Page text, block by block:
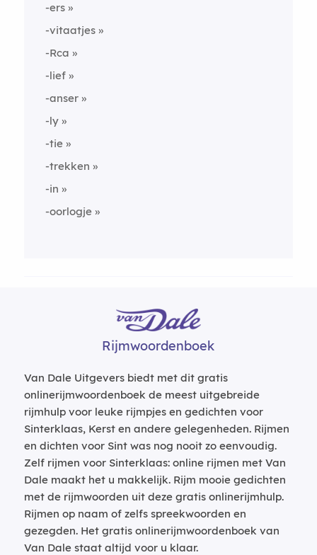
-ers
-vitaatjes
-Rca
-lief
-anser
-ly
-tie
-trekken
-in
-oorlogje
Rijmwoordenboek
Van Dale Uitgevers biedt met dit gratis
onlinerijmwoordenboek de meest uitgebreide
rijmhulp voor leuke rijmpjes en gedichten voor
Sinterklaas, Kerst en andere gelegenheden. Rijmen
en dichten voor Sint was nog nooit zo eenvoudig.
Zelf rijmen voor Sinterklaas: online rijmen met Van
Dale maakt het u makkelijk. Rijm mooie gedichten
met de rijmwoorden uit deze gratis onlinerijmhulp.
Rijmen op naam of zelfs spreekwoorden en
gezegden. Het gratis onlinerijmwoordenboek van
Van Dale staat altijd voor u klaar.